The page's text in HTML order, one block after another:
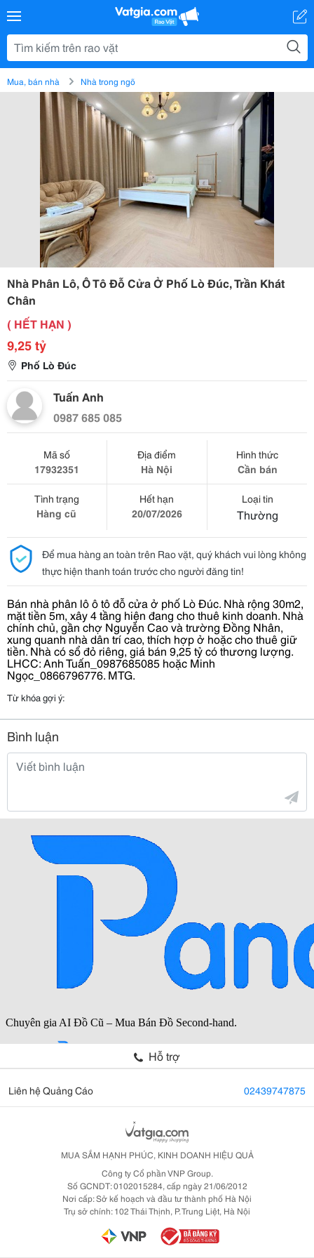
Mua, bán nhà Nhà trong ngõ
Nhà Phân Lô, Ô Tô Đỗ Cửa Ở Phố Lò Đúc, Trần Khát
Chân
( HẾT HẠN )
9,25 tỷ
Phố Lò Đúc
Tuấn Anh
0987 685 085
Mã số
17932351
Địa điểm
Hà Nội
Hình thức
Cần bán
Tình trạng
Hàng cũ
Hết hạn
20/07/2026
Loại tin
Thường
Để mua hàng an toàn trên Rao vặt, quý khách vui lòng không
thực hiện thanh toán trước cho người đăng tin!
Bán nhà phân lô ô tô đỗ cửa ở phố Lò Đúc. Nhà rộng 30m2,
mặt tiền 5m, xây 4 tầng hiện đang cho thuê kinh doanh. Nhà
chính chủ, gần chợ Nguyễn Cao và trường Đồng Nhân,
xung quanh nhà dân trí cao, thích hợp ở hoặc cho thuê giữ
tiền. Nhà có sổ đỏ riêng, giá bán 9,25 tỷ có thương lượng.
LHCC: Anh Tuấn_0987685085 hoặc Minh
Ngọc_0866796776. MTG.
Từ khóa gợi ý:
Bình luận
Hỗ trợ
Liên hệ Quảng Cáo 02439747875
MUA SẮM HẠNH PHÚC, KINH DOANH HIỆU QUẢ
Công ty Cổ phần VNP Group.
Số GCNDT: 0102015284, cấp ngày 21/06/2012
Nơi cấp: Sở kế hoạch và đầu tư thành phố Hà Nội
Trụ sở chính: 102 Thái Thịnh, P. Trung Liệt, Hà Nội